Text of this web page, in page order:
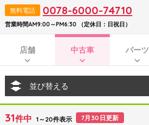
無料電話 0078-6000-74710
営業時間AM9:00～PM6:30 （定休日：日祝日）
店舗 中古車 パーツ
並び替える
31件中 1～20件表示 7月30日更新